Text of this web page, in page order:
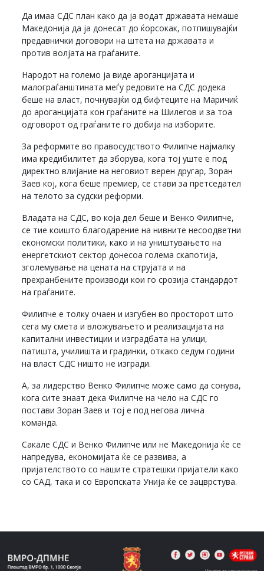
Да имаа СДС план како да ја водат државата немаше
Македонија да ја донесат до ќорсокак, потпишувајќи
предавнички договори на штета на државата и
против волјата на граѓаните.
Народот на големо ја виде ароганцијата и
малограѓанштината меѓу редовите на СДС додека
беше на власт, почнувајќи од бифтеците на Маричиќ
до ароганцијата кон граѓаните на Шилегов и за тоа
одговорот од граѓаните го добија на изборите.
За реформите во правосудството Филипче најмалку
има кредибилитет да зборува, кога тој уште е под
директно влијание на неговиот верен другар, Зоран
Заев кој, кога беше премиер, се стави за претседател
на телото за судски реформи.
Владата на СДС, во која дел беше и Венко Филипче,
се тие коишто благодарение на нивните несоодветни
економски политики, како и на уништувањето на
енергетскиот сектор донесоа голема скапотија,
зголемување на цената на струјата и на
прехранбените производи кои го срозија стандардот
на граѓаните.
Филипче е толку очаен и изгубен во просторот што
сега му смета и вложувањето и реализацијата на
капитални инвестиции и изградбата на улици,
патишта, училишта и градинки, откако седум години
на власт СДС ништо не изгради.
А, за лидерство Венко Филипче може само да сонува,
кога сите знаат дека Филипче на чело на СДС го
постави Зоран Заев и тој е под негова лична
команда.
Сакале СДС и Венко Филипче или не Македонија ќе се
напредува, економијата ќе се развива, а
пријателството со нашите стратешки пријатели како
со САД, така и со Европската Унија ќе се зацврстува.